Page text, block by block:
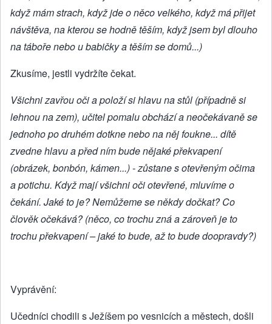
když mám strach, když jde o něco velkého, když má přijet
návštěva, na kterou se hodně těším, když jsem byl dlouho
na táboře nebo u babičky a těším se domů...)
Zkusíme, jestli vydržíte čekat.
Všichni zavřou oči a položí si hlavu na stůl (případně si
lehnou na zem), učitel pomalu obchází a neočekávaně se
jednoho po druhém dotkne nebo na něj foukne... dítě
zvedne hlavu a před ním bude nějaké překvapení
(obrázek, bonbón, kámen...) - zůstane s otevřeným očima
a potichu. Když mají všichni oči otevřené, mluvíme o
čekání. Jaké to je? Nemůžeme se někdy dočkat? Co
člověk očekává? (něco, co trochu zná a zároveň je to
trochu překvapení – jaké to bude, až to bude doopravdy?)
Vyprávění:
Učedníci chodili s Ježíšem po vesnicích a městech, došli